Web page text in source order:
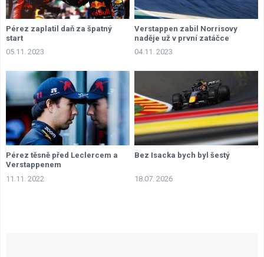
Pérez zaplatil daň za špatný
start
05.11. 2023
Verstappen zabil Norrisovy
naděje už v první zatáčce
04.11. 2023
Pérez těsně před Leclercem a
Verstappenem
11.11. 2022
Bez Isacka bych byl šestý
18.07. 2026